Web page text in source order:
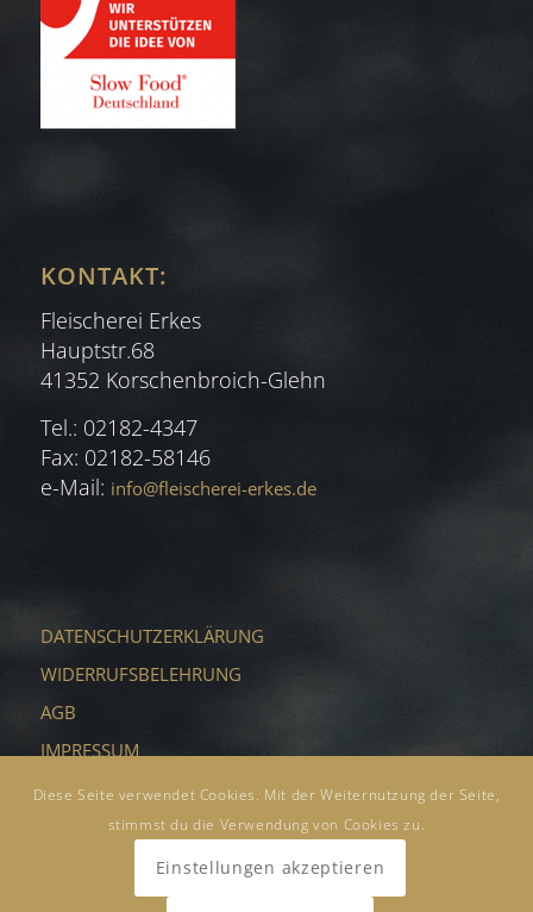
KONTAKT:
Fleischerei Erkes
Hauptstr.68
41352 Korschenbroich-Glehn
Tel.: 02182-4347
Fax: 02182-58146
e-Mail: info@fleischerei-erkes.de
DATENSCHUTZERKLÄRUNG
WIDERRUFSBELEHRUNG
AGB
IMPRESSUM
KONTAKT
Diese Seite verwendet Cookies. Mit der Weiternutzung der Seite,
stimmst du die Verwendung von Cookies zu.
Einstellungen akzeptieren